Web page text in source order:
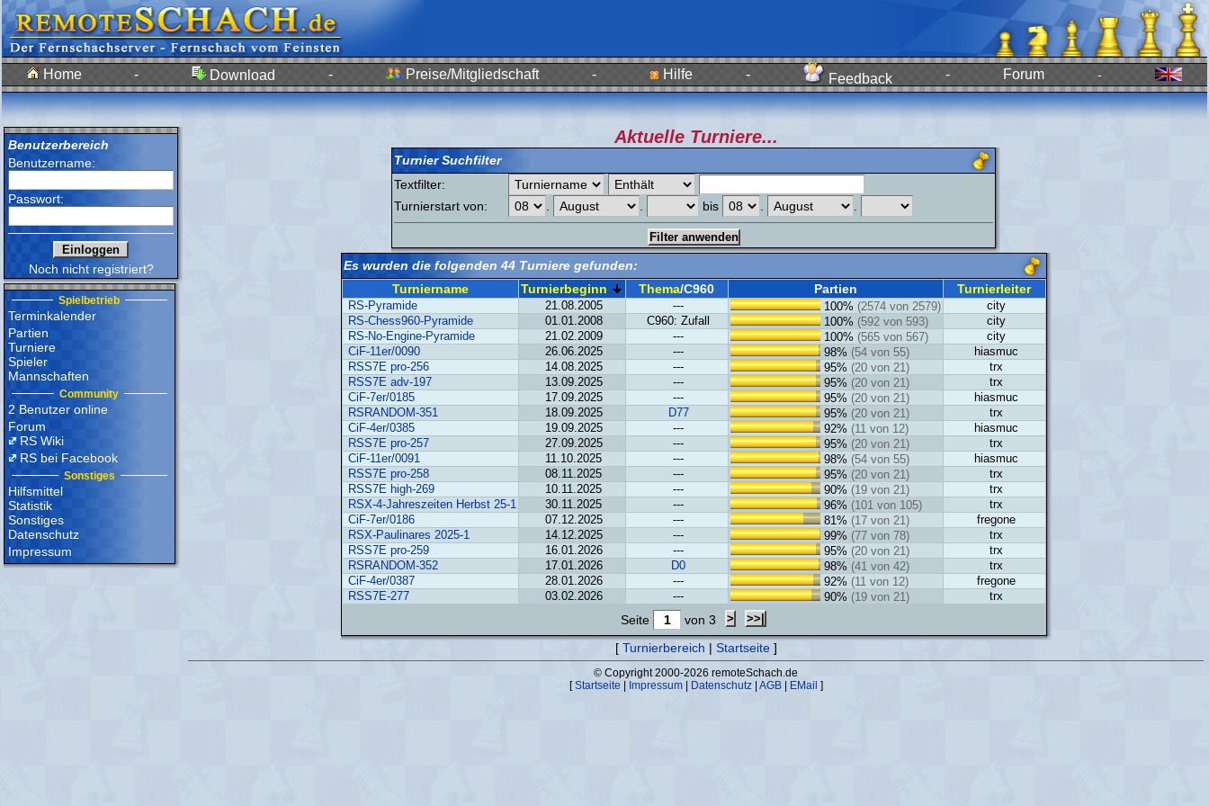
Home - Download - Preise/Mitgliedschaft - Hilfe - Feedback - Forum -
Benutzerbereich
Benutzername:
Passwort:
Noch nicht registriert?
Spielbetrieb
Terminkalender
Partien
Turniere
Spieler
Mannschaften
Community
2 Benutzer online
Forum
RS Wiki
RS bei Facebook
Sonstiges
Hilfsmittel
Statistik
Sonstiges
Datenschutz
Impressum
Aktuelle Turniere...
Turnier Suchfilter
Textfilter:
Turnierstart von: bis
Es wurden die folgenden 44 Turniere gefunden:
Turniername
Turnierbeginn Thema/C960 Partien Turnierleiter
RS-Pyramide 21.08.2005 --- 100% (2574 von 2579)
city
RS-Chess960-Pyramide
01.01.2008 C960: Zufall 100% (592 von 593)
city
RS-No-Engine-Pyramide
21.02.2009 --- 100% (565 von 567)
city
CiF-11er/0090
26.06.2025 --- 98% (54 von 55)
hiasmuc
RSS7E pro-256
14.08.2025 --- 95% (20 von 21)
trx
RSS7E adv-197
13.09.2025 --- 95% (20 von 21)
trx
CiF-7er/0185
17.09.2025 --- 95% (20 von 21)
hiasmuc
RSRANDOM-351
18.09.2025 D77 95% (20 von 21)
trx
CiF-4er/0385
19.09.2025 --- 92% (11 von 12)
hiasmuc
RSS7E pro-257
27.09.2025 --- 95% (20 von 21)
trx
CiF-11er/0091
11.10.2025 --- 98% (54 von 55)
hiasmuc
RSS7E pro-258
08.11.2025 --- 95% (20 von 21)
trx
RSS7E high-269
10.11.2025 --- 90% (19 von 21)
trx
RSX-4-Jahreszeiten Herbst 25-1
30.11.2025 --- 96% (101 von 105)
trx
CiF-7er/0186
07.12.2025 --- 81% (17 von 21)
fregone
RSX-Paulinares 2025-1
14.12.2025 --- 99% (77 von 78)
trx
RSS7E pro-259
16.01.2026 --- 95% (20 von 21)
trx
RSRANDOM-352
17.01.2026 D0 98% (41 von 42)
trx
CiF-4er/0387
28.01.2026 --- 92% (11 von 12)
fregone
RSS7E-277
03.02.2026 --- 90% (19 von 21) trx
Seite
von 3
[ Turnierbereich | Startseite]
© Copyright 2000-2026 remoteSchach.de
[Startseite Impressum| Datenschutz| AGB| EMail ]